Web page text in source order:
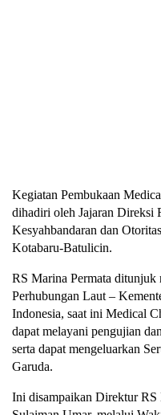
Kegiatan Pembukaan
dihadiri oleh Jajaran Direksi
Kesyahbandaran dan
Kotabaru-Batulicin.
RS Marina Permata ditunjuk
Perhubungan Laut –
Indonesia, saat ini Medical
dapat melayani pengujian
serta dapat mengeluarkan
Garuda.
Ini disampaikan Direktur RS